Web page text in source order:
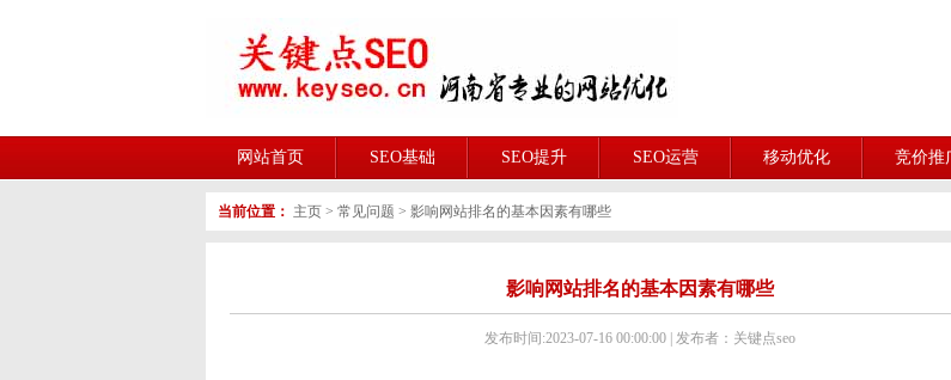
网站首页 SEO基础 SEO提升 SEO运营 移动优化 竞价推
当前位置： 主页 > 常见问题 > 影响网站排名的基本因素有哪些
影响网站排名的基本因素有哪些
发布时间:2023-07-16 00:00:00 | 发布者：关键点seo